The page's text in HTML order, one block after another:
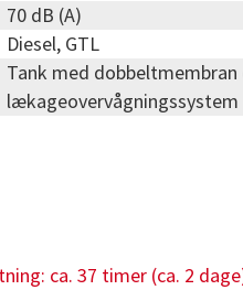
70 dB (A)
Diesel, GTL
Tank med dobbeltmembran
lækageovervågningssystem
ca. 37 timer (ca. 2